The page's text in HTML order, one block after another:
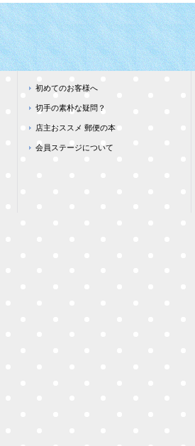
初めてのお客様へ
切手の素朴な疑問？
店主おススメ 郵便の本
会員ステージについて